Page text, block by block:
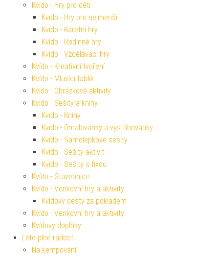
Kvído - Hry pro děti
Kvído - Hry pro nejmenší
Kvído - Karetní hry
Kvído - Rodinné hry
Kvído - Vzdělávací hry
Kvído - Kreativní tvoření
Kvído - Mluvící tablík
Kvído - Obrázkové aktivity
Kvído - Sešity a knihy
Kvído - Knihy
Kvído - Omalovánky a vystřihovánky
Kvído - Samolepkové sešity
Kvído - Sešity aktivit
Kvído - Sešity s fixou
Kvído - Stavebnice
Kvído - Venkovní hry a aktivity
Kvídovy cesty za pokladem
Kvído - Venkovní hry a aktivity
Kvídovy doplňky
Léto plné radosti
Na kempování